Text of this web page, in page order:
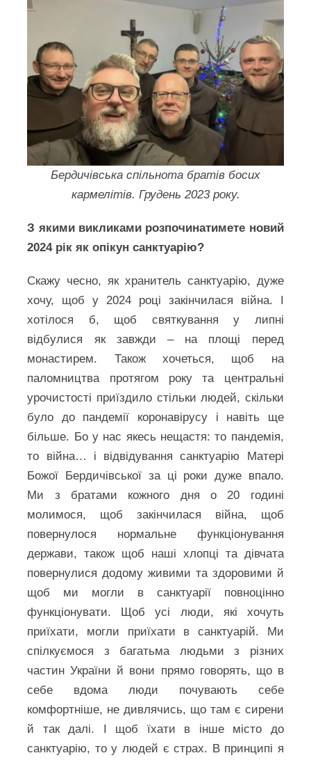
Бердичівська спільнота братів босих
кармелітів. Грудень 2023 року.
З якими викликами розпочинатимете новий
2024 рік як опікун санктуарію?
Скажу чесно, як хранитель санктуарію, дуже
хочу, щоб у 2024 році закінчилася війна. І
хотілося б, щоб святкування у липні
відбулися як завжди – на площі перед
монастирем. Також хочеться, щоб на
паломництва протягом року та центральні
урочистості приїздило стільки людей, скільки
було до пандемії коронавірусу і навіть ще
більше. Бо у нас якесь нещастя: то пандемія,
то війна… і відвідування санктуарію Матері
Божої Бердичівської за ці роки дуже впало.
Ми з братами кожного дня о 20 годині
молимося, щоб закінчилася війна, щоб
повернулося нормальне функціонування
держави, також щоб наші хлопці та дівчата
повернулися додому живими та здоровими й
щоб ми могли в санктуарії повноцінно
функціонувати. Щоб усі люди, які хочуть
приїхати, могли приїхати в санктуарій. Ми
спілкуємося з багатьма людьми з різних
частин України й вони прямо говорять, що в
себе вдома люди почувають себе
комфортніше, не дивлячись, що там є сирени
й так далі. І щоб їхати в інше місто до
санктуарію, то у людей є страх. В принципі я